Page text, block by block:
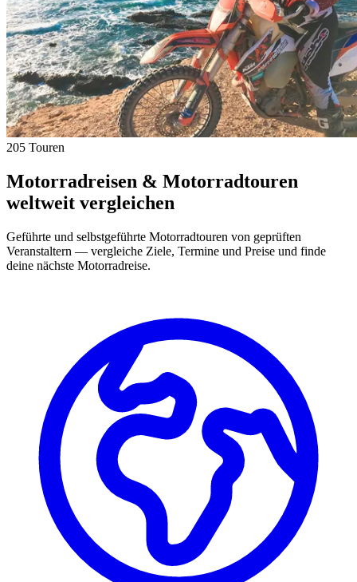
205 Touren
Motorradreisen & Motorradtouren
weltweit vergleichen
Geführte und selbstgeführte Motorradtouren von geprüften
Veranstaltern — vergleiche Ziele, Termine und Preise und finde
deine nächste Motorradreise.